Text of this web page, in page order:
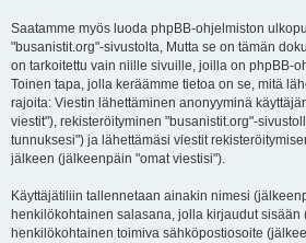
Saatamme myös luoda phpBB-ohjelmiston
"busanistit.org"-sivustolta, Mutta se on tämän
on tarkoitettu vain niille sivuille, joilla on phpBB-
Toinen tapa, jolla keräämme tietoa on se, mitä
rajoita: Viestin lähettäminen anonyyminä
viestit"), rekisteröityminen "busanistit.org"-
tunnuksesi") ja lähettämäsi viestit
jälkeen (jälkeenpäin "omat viestisi").
Käyttäjätiliin tallennetaan ainakin nimesi
henkilökohtainen salasana, jolla kirjaudut
henkilökohtainen toimiva sähköpostiosoite